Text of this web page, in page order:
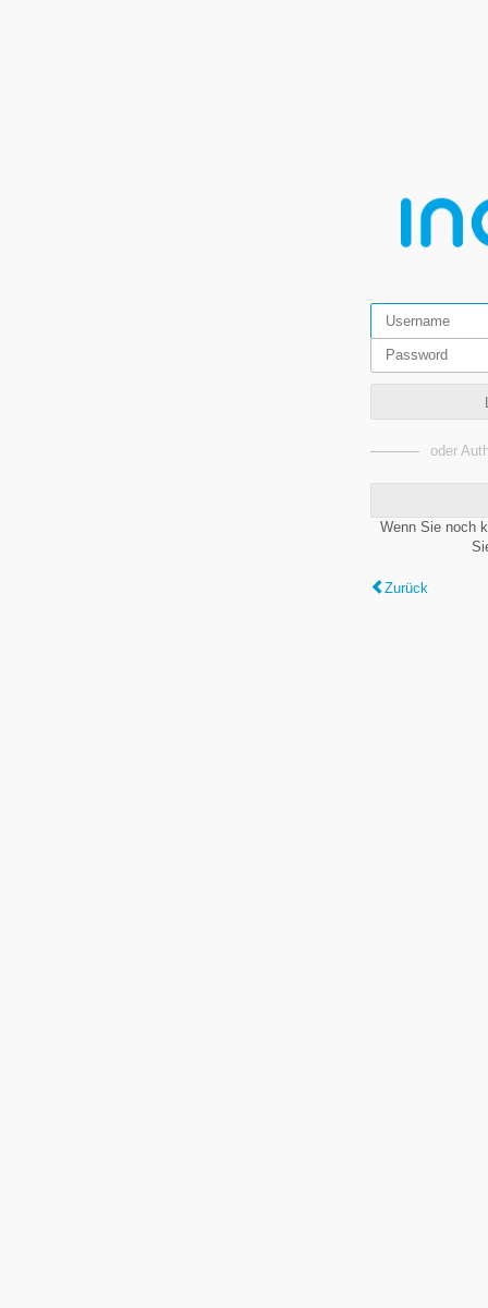
oder
Wenn Sie noch
Zurück